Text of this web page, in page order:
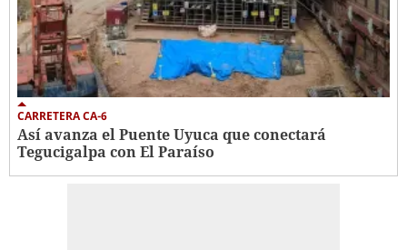
CARRETERA CA-6
Así avanza el Puente Uyuca que conectará
Tegucigalpa con El Paraíso